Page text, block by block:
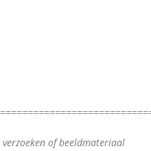
of beeldmateriaal